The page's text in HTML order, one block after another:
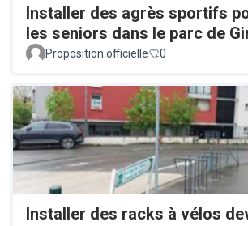
Installer des agrès sportifs
les seniors dans le parc de
Proposition officielle 0
Installer des racks à vélos